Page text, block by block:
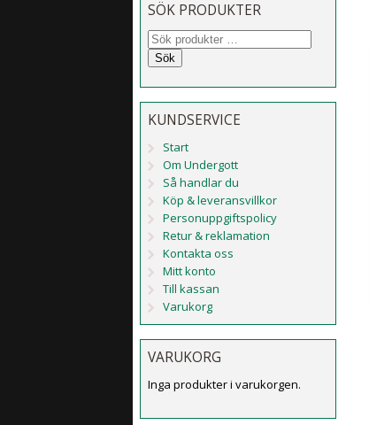
SÖK PRODUKTER
Sök
KUNDSERVICE
Start
Om Undergott
Så handlar du
Köp & leveransvillkor
Personuppgiftspolicy
Retur & reklamation
Kontakta oss
Mitt konto
Till kassan
Varukorg
VARUKORG
Inga produkter i varukorgen.